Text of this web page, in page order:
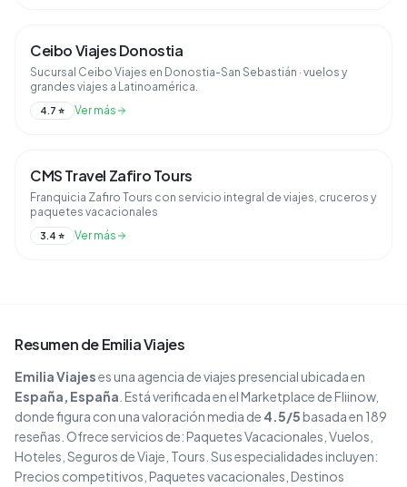
Ceibo Viajes Donostia
Sucursal Ceibo Viajes en Donostia-San Sebastián · vuelos y
grandes viajes a Latinoamérica.
4.7 ⭐ Ver más
CMS Travel Zafiro Tours
Franquicia Zafiro Tours con servicio integral de viajes, cruceros y
paquetes vacacionales
3.4 ⭐ Ver más
Resumen deEmilia Viajes
Emilia Viajeses una agencia de viajespresencialubicada en
España, España . Está verificada en el Marketplace de Fliinow,
donde figura con una valoración media de 4.5/5basada en 189
reseñas . Ofrece servicios de:Paquetes Vacacionales, Vuelos,
Hoteles, Seguros de Viaje, Tours Sus especialidades incluyen:
Precios competitivos, Paquetes vacacionales, Destinos